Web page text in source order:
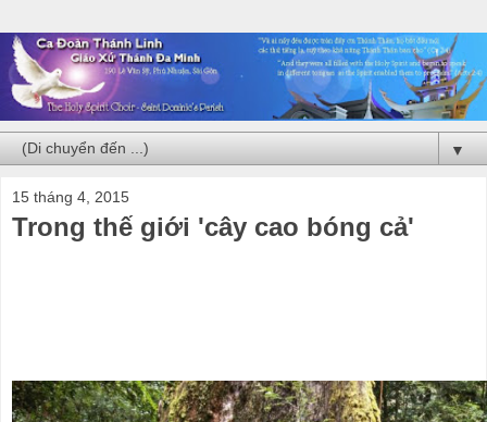
▼
15 tháng 4, 2015
Trong thế giới 'cây cao bóng cả'